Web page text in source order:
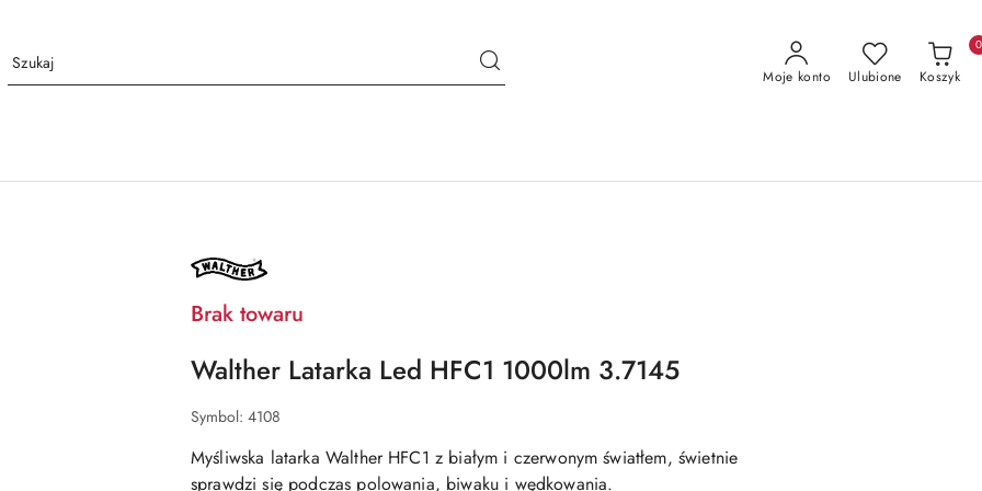
Moje konto Ulubione Koszyk
0
NAZWA
PRODUCENTA:
Brak towaru
Walther Latarka Led HFC1 1000lm 3.7145
Symbol: 4108
Myśliwska latarka Walther HFC1 z białym i czerwonym światłem, świetnie
sprawdzi się podczas polowania, biwaku i wędkowania.